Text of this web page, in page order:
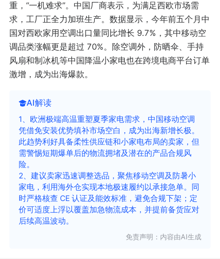
重，“一机难求”。中国厂商表示，为满足西欧市场需
求，工厂正全力加班生产。数据显示，今年前五个月中
国对西欧家用空调出口量同比增长 9.7%，其中移动空
调品类涨幅更是超过 70%。除空调外，防晒伞、手持
风扇和制冰机等中国降温小家电也在跨境电商平台订单
激增，成为出海爆款。
AI解读
1、欧洲极端高温重塑夏季家电需求，中国移动空调
凭借免安装优势填补市场空白，成为出海新增长极。
此趋势利好具备柔性供应链和小家电布局的卖家，但
需警惕短期爆单后的物流拥堵及潜在的产品合规风
险。
2、建议卖家迅速调整选品，聚焦移动空调及防暑小
家电，利用海外仓实现本地极速履约以承接急单。同
时严格核查 CE 认证及能效标准，避免合规下架；定
价可适度上浮以覆盖加急物流成本，并提前备货应对
后续高温波动。
免责声明：内容由AI生成